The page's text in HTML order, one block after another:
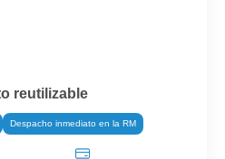
reutilizable
Despacho inmediato en la RM